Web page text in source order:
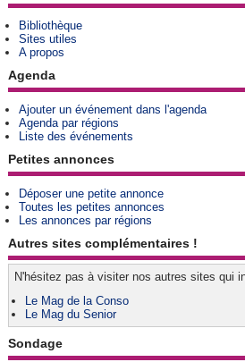
Bibliothèque
Sites utiles
A propos
Agenda
Ajouter un événement dans l'agenda
Agenda par régions
Liste des événements
Petites annonces
Déposer une petite annonce
Toutes les petites annonces
Les annonces par régions
Autres sites complémentaires !
N'hésitez pas à visiter nos autres sites qui
Le Mag de la Conso
Le Mag du Senior
Sondage